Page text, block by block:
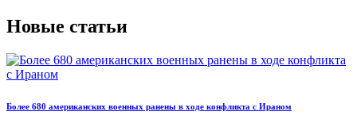
Новые статьи
Более 680 американских военных ранены в ходе конфликта с Ираном